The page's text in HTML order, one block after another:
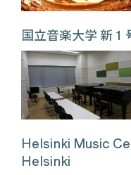
国立音楽大学 新１
Helsinki Music
Helsinki